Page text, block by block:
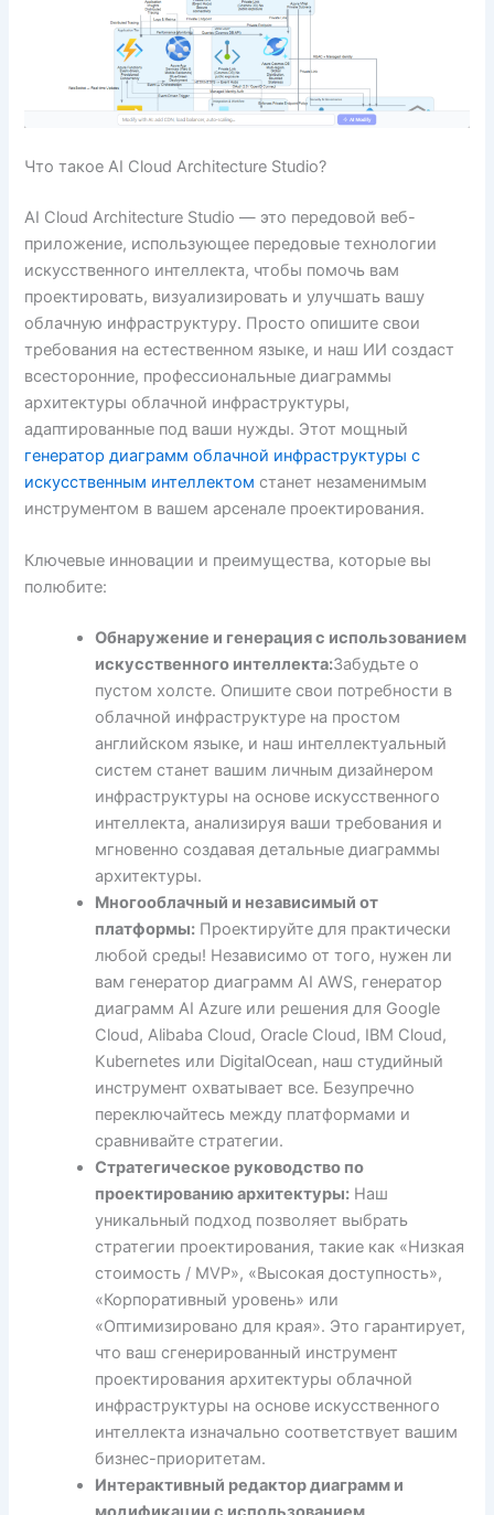
Что такое AI Cloud Architecture Studio?
AI Cloud Architecture Studio — это передовой веб-
приложение, использующее передовые технологии
искусственного интеллекта, чтобы помочь вам
проектировать, визуализировать и улучшать вашу
облачную инфраструктуру. Просто опишите свои
требования на естественном языке, и наш ИИ создаст
всесторонние, профессиональные диаграммы
архитектуры облачной инфраструктуры,
адаптированные под ваши нужды. Этот мощный
генератор диаграмм облачной инфраструктуры с
искусственным интеллектом станет незаменимым
инструментом в вашем арсенале проектирования.
Ключевые инновации и преимущества, которые вы
полюбите:
Обнаружение и генерация с использованием
искусственного интеллекта:Забудьте о
пустом холсте. Опишите свои потребности в
облачной инфраструктуре на простом
английском языке, и наш интеллектуальный
систем станет вашим личным дизайнером
инфраструктуры на основе искусственного
интеллекта, анализируя ваши требования и
мгновенно создавая детальные диаграммы
архитектуры.
Многооблачный и независимый от
платформы: Проектируйте для практически
любой среды! Независимо от того, нужен ли
вам генератор диаграмм AI AWS, генератор
диаграмм AI Azure или решения для Google
Cloud, Alibaba Cloud, Oracle Cloud, IBM Cloud,
Kubernetes или DigitalOcean, наш студийный
инструмент охватывает все. Безупречно
переключайтесь между платформами и
сравнивайте стратегии.
Стратегическое руководство по
проектированию архитектуры: Наш
уникальный подход позволяет выбрать
стратегии проектирования, такие как «Низкая
стоимость / MVP», «Высокая доступность»,
«Корпоративный уровень» или
«Оптимизировано для края». Это гарантирует,
что ваш сгенерированный инструмент
проектирования архитектуры облачной
инфраструктуры на основе искусственного
интеллекта изначально соответствует вашим
бизнес-приоритетам.
Интерактивный редактор диаграмм и